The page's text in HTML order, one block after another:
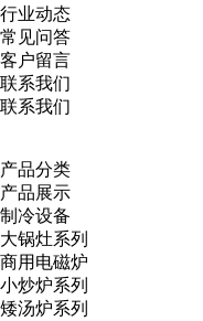
行业动态
常见问答
客户留言
联系我们
联系我们
产品分类
产品展示
制冷设备
大锅灶系列
商用电磁炉
小炒炉系列
矮汤炉系列